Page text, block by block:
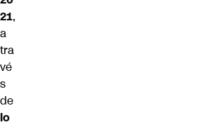
21,
a
tra
vé
s
de
lo